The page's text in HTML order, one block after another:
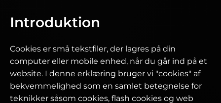
Introduktion
Cookies er små tekstfiler, der lagres på din
computer eller mobile enhed, når du går ind på et
website. I denne erklæring bruger vi "cookies" af
bekvemmelighed som en samlet betegnelse for
teknikker såsom cookies, flash cookies og web